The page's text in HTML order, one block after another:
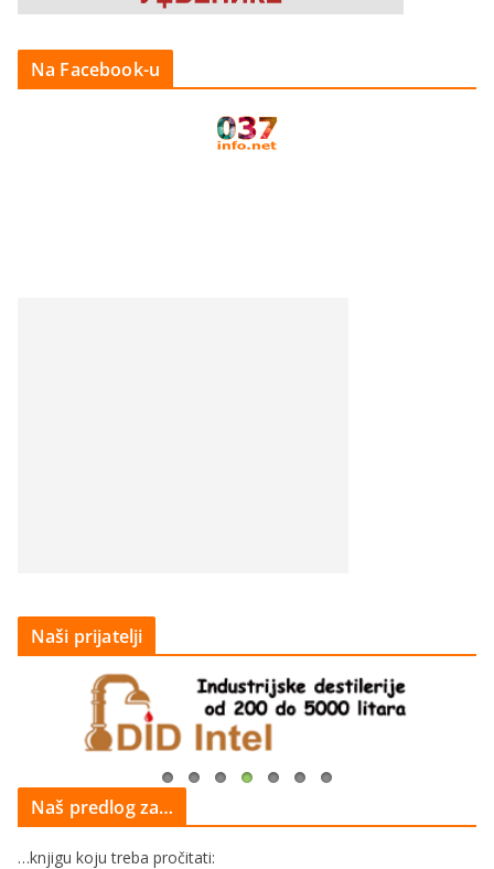
Na Facebook-u
Naši prijatelji
Naš predlog za…
…knjigu koju treba pročitati: